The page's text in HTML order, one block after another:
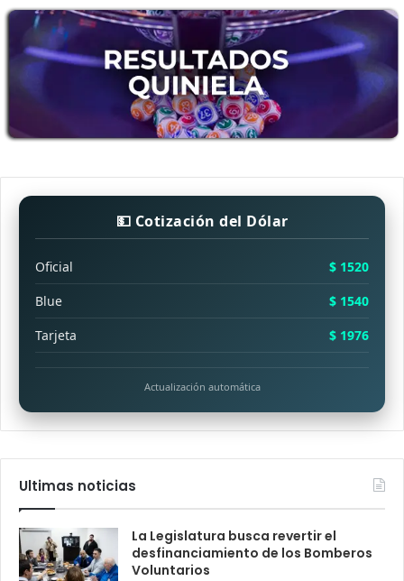
💵 Cotización del Dólar
Oficial
$ 1520
Blue
$ 1540
Tarjeta
$ 1976
Actualización automática
Ultimas noticias
La Legislatura busca revertir el
desfinanciamiento de los Bomberos
Voluntarios